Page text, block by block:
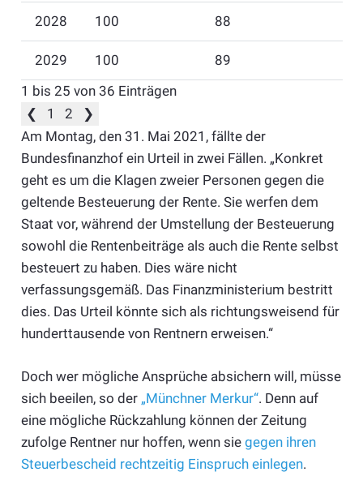
2028 100 88
2029 100
89
1 bis 25 von 36 Einträgen
❮
1 2
❯
Am Montag, den 31. Mai 2021, fällte der
Bundesfinanzhof ein Urteil in zwei Fällen. „Konkret
geht es um die Klagen zweier Personen gegen die
geltende Besteuerung der Rente. Sie werfen dem
Staat vor, während der Umstellung der Besteuerung
sowohl die Rentenbeiträge als auch die Rente selbst
besteuert zu haben. Dies wäre nicht
verfassungsgemäß. Das Finanzministerium bestritt
dies. Das Urteil könnte sich als richtungsweisend für
hunderttausende von Rentnern erweisen.“
Doch wer mögliche Ansprüche absichern will, müsse
sich beeilen, so der „Münchner Merkur“. Denn auf
eine mögliche Rückzahlung können der Zeitung
zufolge Rentner nur hoffen, wenn sie gegen ihren
Steuerbescheid rechtzeitig Einspruch einlegen.